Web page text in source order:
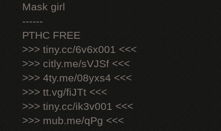
Mask girl
------
РТНС FREE
>>> tiny.cc/6v6x001 <<<
>>> citly.me/sVJSf <<<
>>> 4ty.me/08yxs4 <<<
>>> tt.vg/fiJTt <<<
>>> tiny.cc/ik3v001 <<<
>>> mub.me/qPg <<<